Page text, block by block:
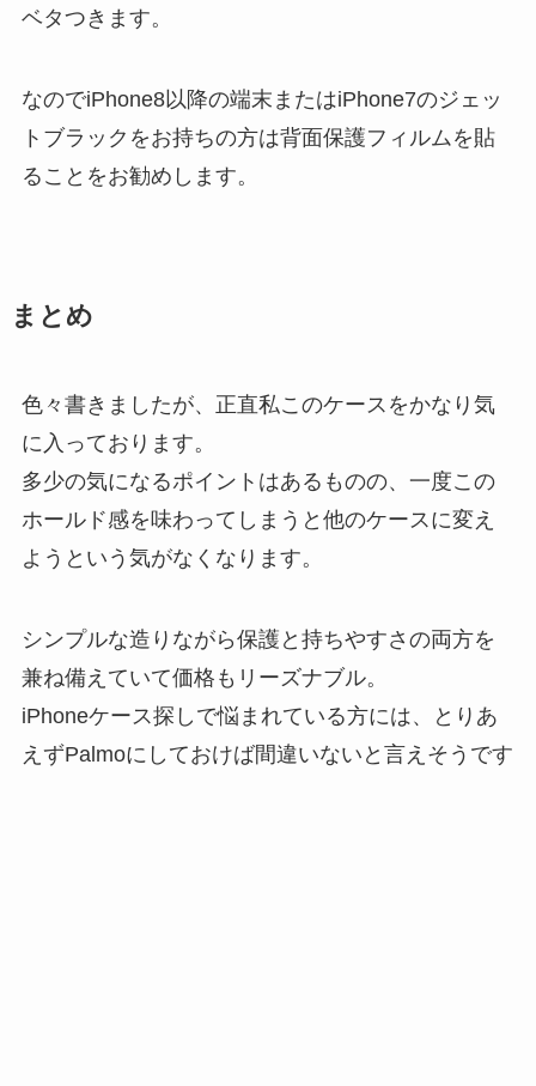
ベタつきます。
なのでiPhone8以降の端末またはiPhone7のジェッ
トブラックをお持ちの方は背面保護フィルムを貼
ることをお勧めします。
まとめ
色々書きましたが、正直私このケースをかなり気
に入っております。
多少の気になるポイントはあるものの、一度この
ホールド感を味わってしまうと他のケースに変え
ようという気がなくなります。
シンプルな造りながら保護と持ちやすさの両方を
兼ね備えていて価格もリーズナブル。
iPhoneケース探しで悩まれている方には、とりあ
えずPalmoにしておけば間違いないと言えそうです